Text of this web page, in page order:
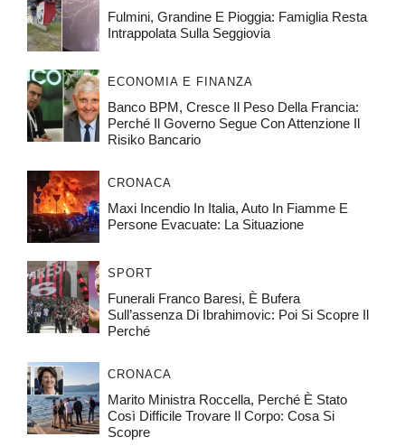
Fulmini, Grandine E Pioggia: Famiglia Resta
Intrappolata Sulla Seggiovia
ECONOMIA E FINANZA
Banco BPM, Cresce Il Peso Della Francia:
Perché Il Governo Segue Con Attenzione Il
Risiko Bancario
CRONACA
Maxi Incendio In Italia, Auto In Fiamme E
Persone Evacuate: La Situazione
SPORT
Funerali Franco Baresi, È Bufera
Sull’assenza Di Ibrahimovic: Poi Si Scopre Il
Perché
CRONACA
Marito Ministra Roccella, Perché È Stato
Così Difficile Trovare Il Corpo: Cosa Si
Scopre